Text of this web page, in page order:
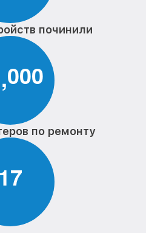
починили
,000
по ремонту
17